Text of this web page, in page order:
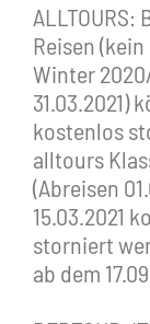
Reisen
Winter
31.03.2021)
kostenlos
alltours
(Abreisen
15.03.2021
storniert
ab dem